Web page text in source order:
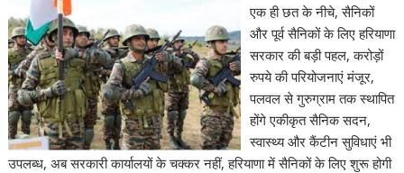
एक ही छत के नीचे, सैनिकों
और पूर्व सैनिकों के लिए हरियाणा
सरकार की बड़ी पहल, करोड़ों
रुपये की परियोजनाएं मंजूर,
पलवल से गुरुग्राम तक स्थापित
होंगे एकीकृत सैनिक सदन,
स्वास्थ्य और कैंटीन सुविधाएं भी
उपलब्ध, अब सरकारी कार्यालयों के चक्कर नहीं, हरियाणा में सैनिकों के लिए शुरू होगी